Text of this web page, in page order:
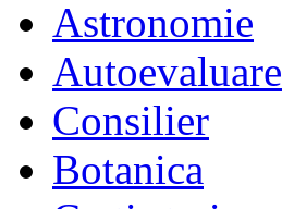
Astronomie
Autoevaluare
Consilier
Botanica